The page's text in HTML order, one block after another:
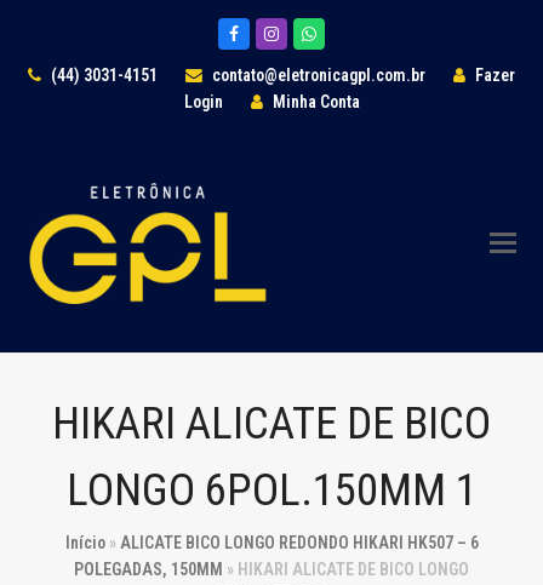
FacebookInstagramWhatsapp
(44) 3031-4151 contato@eletronicagpl.com.br
Fazer
Login
Minha Conta
HIKARI ALICATE DE BICO
LONGO 6POL.150MM 1
Início» ALICATE BICO LONGO REDONDO HIKARI HK507 – 6
POLEGADAS, 150MM » HIKARI ALICATE DE BICO LONGO